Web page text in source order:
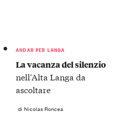
ANDAR PER LANGA
La vacanza del silenzio
nell'Alta Langa da
ascoltare
di Nicolas Roncea